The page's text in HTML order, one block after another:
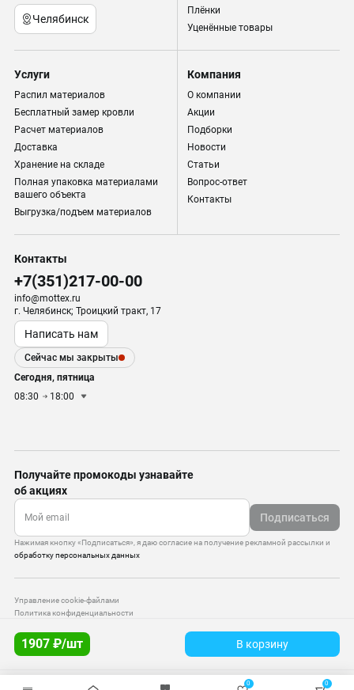
1907 ₽/шт В корзину
Челябинск
Плёнки
Уценённые товары
Услуги
Распил материалов
Бесплатный замер кровли
Расчет материалов
Доставка
Хранение на складе
Полная упаковка материалами
вашего объекта
Выгрузка/подъем материалов
Компания
О компании
Акции
Подборки
Новости
Статьи
Вопрос-ответ
Контакты
Контакты
+7(351)217-00-00
info@mottex.ru
г. Челябинск; Троицкий тракт, 17
Написать нам
Сейчас мы закрыты
Сегодня, пятница
08:30
18:00
Получайте промокоды узнавайте
об акциях
Подписаться
Нажимая кнопку «Подписаться», я даю согласие на получение рекламной рассылки и
обработку персональных данных
Управление cookie-файлами
Политика конфиденциальности
© 2010–2026 — ООО «Моттекс»
0 0